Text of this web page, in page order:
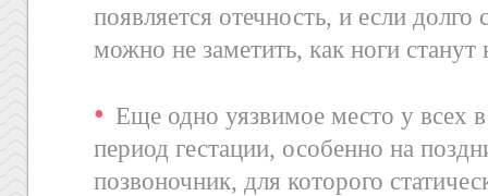
появляется отечность, и если долго
можно не заметить, как ноги
Еще одно уязвимое место у всех
период гестации, особенно на
позвоночник, для которого